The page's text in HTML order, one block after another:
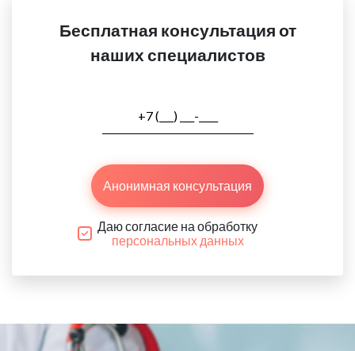
Бесплатная консультация от
наших специалистов
Анонимная консультация
Даю согласие на обработку
персональных данных